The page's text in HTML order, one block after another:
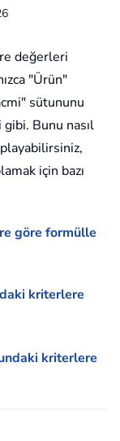
değerleri
"Ürün"
sütununu
Bunu nasıl
için bazı
göre formülle
kriterlere
kriterlere